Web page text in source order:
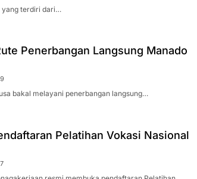
yang terdiri dari…
Penerbangan Langsung Manado
bakal melayani penerbangan langsung…
Pelatihan Vokasi Nasional